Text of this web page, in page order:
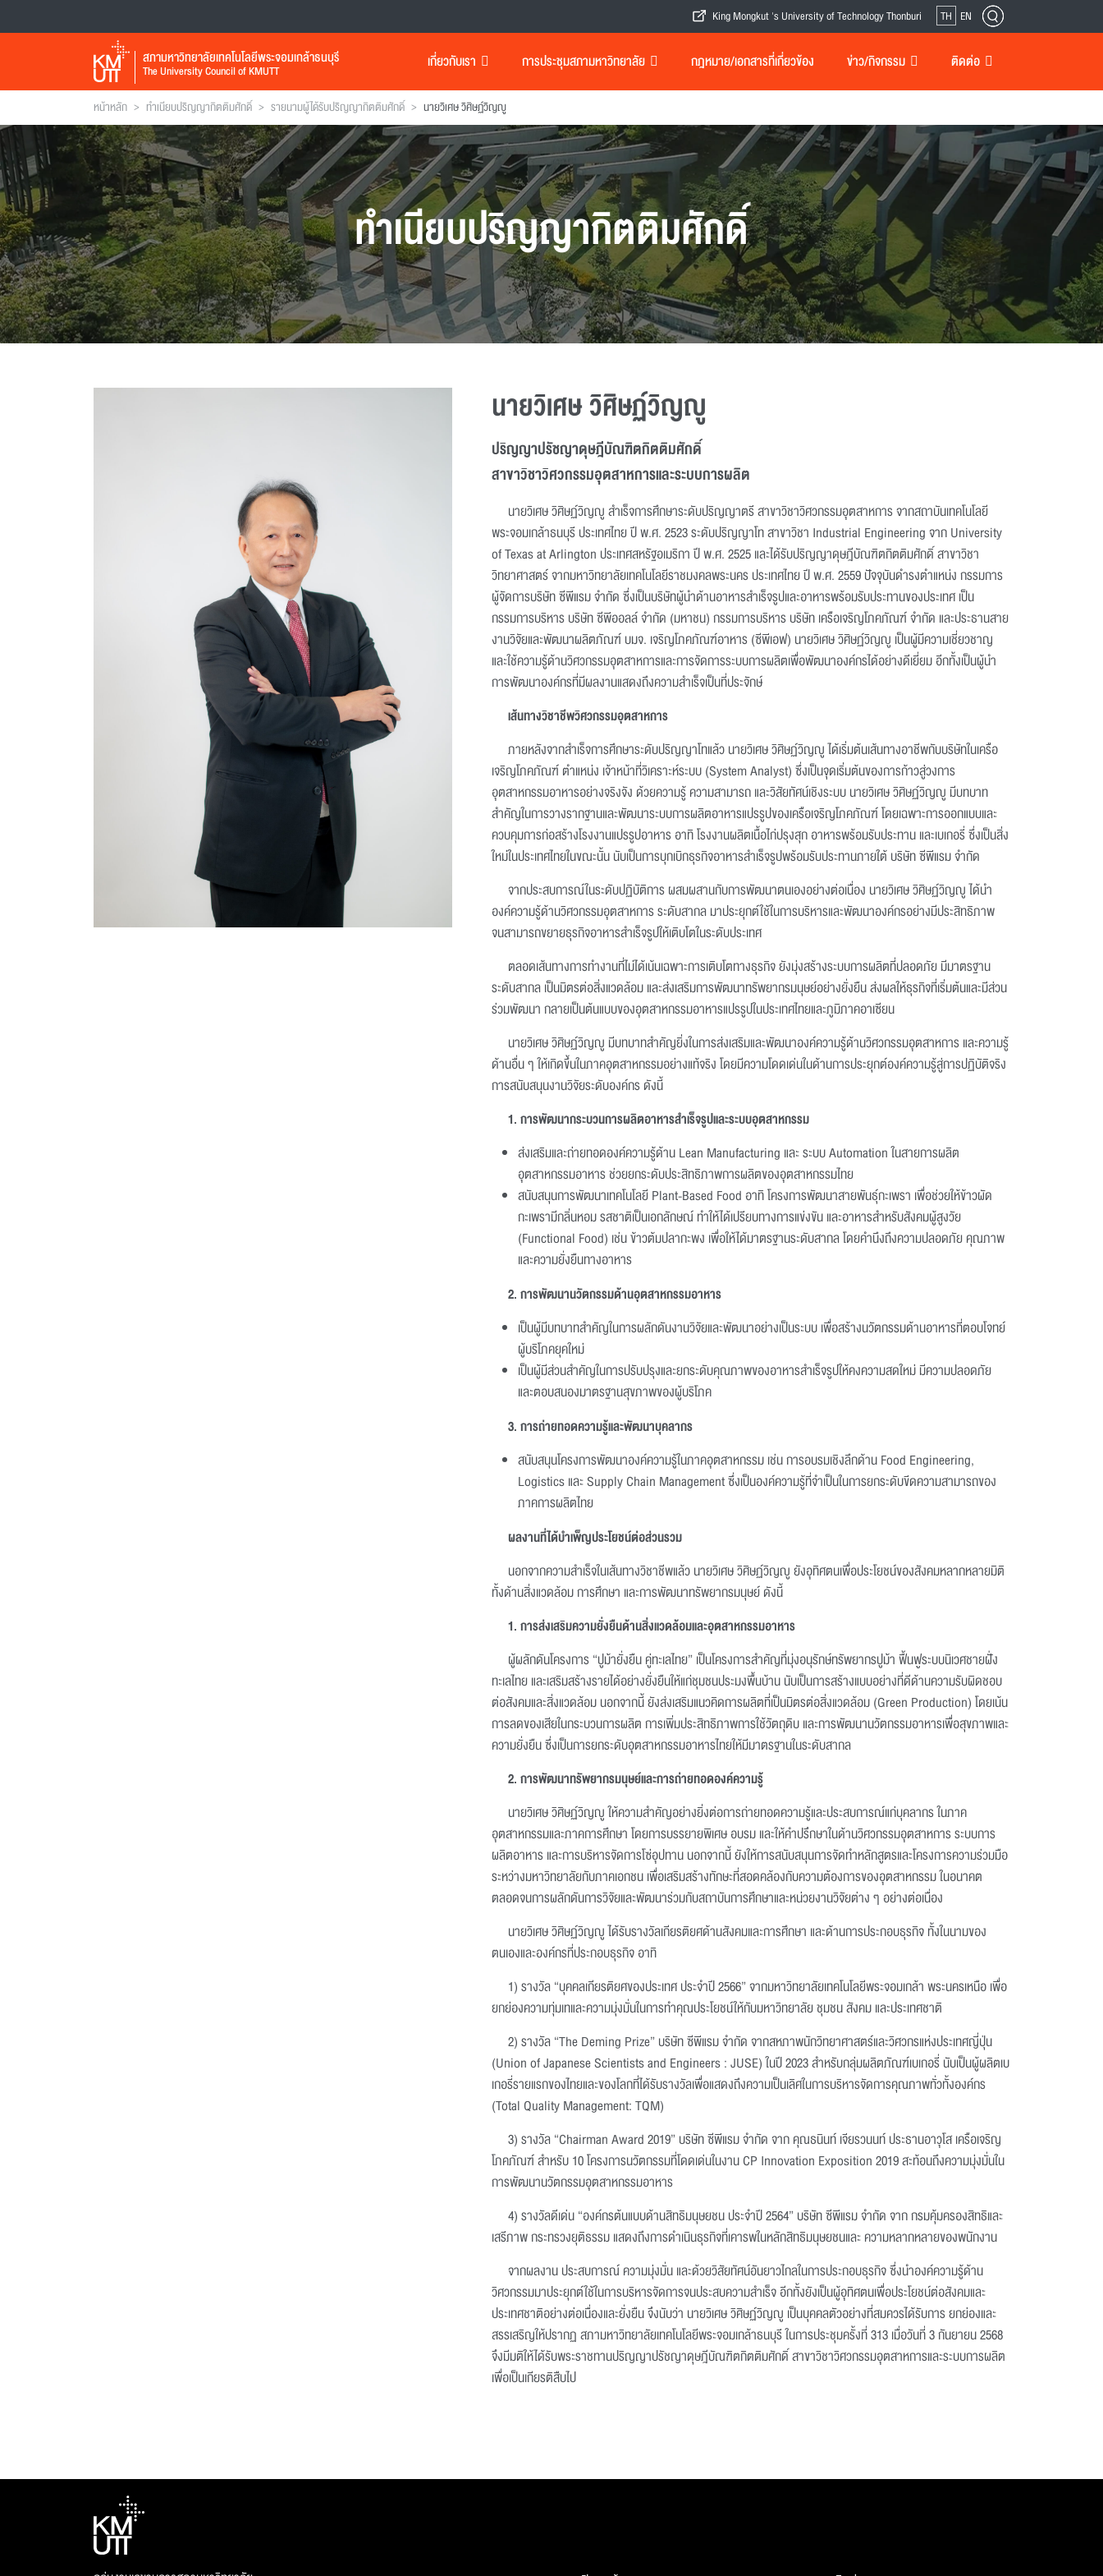
King Mongkut 's University of Technology Thonburi TH EN
สภามหาวิทยาลัยเทคโนโลยีพระจอมเกล้าธนบุรี
The University Council of KMUTT เกี่ยวกับเรา การประชุมสภามหาวิทยาลัย กฎหมาย/เอกสารที่เกี่ยวข้อง ข่าว/กิจกรรม ติดต่อ
หน้าหลัก > ทำเนียบปริญญากิตติมศักดิ์ > รายนามผู้ได้รับปริญญากิตติมศักดิ์ > นายวิเศษ วิศิษฏ์วิญญู
ทำเนียบปริญญากิตติมศักดิ์
นายวิเศษ วิศิษฏ์วิญญู
ปริญญาปรัชญาดุษฎีบัณฑิตกิตติมศักดิ์
สาขาวิชาวิศวกรรมอุตสาหการและระบบการผลิต
นายวิเศษ วิศิษฏ์วิญญู สำเร็จการศึกษาระดับปริญญาตรี สาขาวิชาวิศวกรรมอุตสาหการ จากสถาบันเทคโนโลยี
พระจอมเกล้าธนบุรี ประเทศไทย ปี พ.ศ. 2523 ระดับปริญญาโท สาขาวิชา Industrial Engineering จาก University
of Texas at Arlington ประเทศสหรัฐอเมริกา ปี พ.ศ. 2525 และได้รับปริญญาดุษฎีบัณฑิตกิตติมศักดิ์ สาขาวิชา
วิทยาศาสตร์ จากมหาวิทยาลัยเทคโนโลยีราชมงคลพระนคร ประเทศไทย ปี พ.ศ. 2559 ปัจจุบันดำรงตำแหน่ง กรรมการ
ผู้จัดการบริษัท ซีพีแรม จำกัด ซึ่งเป็นบริษัทผู้นำด้านอาหารสำเร็จรูปและอาหารพร้อมรับประทานของประเทศ เป็น
กรรมการบริหาร บริษัท ซีพีออลล์ จำกัด (มหาชน) กรรมการบริหาร บริษัท เครือเจริญโภคภัณฑ์ จำกัด และประธานสาย
งานวิจัยและพัฒนาผลิตภัณฑ์ บมจ. เจริญโภคภัณฑ์อาหาร (ซีพีเอฟ) นายวิเศษ วิศิษฏ์วิญญู เป็นผู้มีความเชี่ยวชาญ
และใช้ความรู้ด้านวิศวกรรมอุตสาหการและการจัดการระบบการผลิตเพื่อพัฒนาองค์กรได้อย่างดีเยี่ยม อีกทั้งเป็นผู้นำ
การพัฒนาองค์กรที่มีผลงานแสดงถึงความสำเร็จเป็นที่ประจักษ์
เส้นทางวิชาชีพวิศวกรรมอุตสาหการ
ภายหลังจากสำเร็จการศึกษาระดับปริญญาโทแล้ว นายวิเศษ วิศิษฏ์วิญญู ได้เริ่มต้นเส้นทางอาชีพกับบริษัทในเครือ
เจริญโภคภัณฑ์ ตำแหน่ง เจ้าหน้าที่วิเคราะห์ระบบ (System Analyst) ซึ่งเป็นจุดเริ่มต้นของการก้าวสู่วงการ
อุตสาหกรรมอาหารอย่างจริงจัง ด้วยความรู้ ความสามารถ และวิสัยทัศน์เชิงระบบ นายวิเศษ วิศิษฏ์วิญญู มีบทบาท
สำคัญในการวางรากฐานและพัฒนาระบบการผลิตอาหารแปรรูปของเครือเจริญโภคภัณฑ์ โดยเฉพาะการออกแบบและ
ควบคุมการก่อสร้างโรงงานแปรรูปอาหาร อาทิ โรงงานผลิตเนื้อไก่ปรุงสุก อาหารพร้อมรับประทาน และเบเกอรี่ ซึ่งเป็นสิ่ง
ใหม่ในประเทศไทยในขณะนั้น นับเป็นการบุกเบิกธุรกิจอาหารสำเร็จรูปพร้อมรับประทานภายใต้ บริษัท ซีพีแรม จำกัด
จากประสบการณ์ในระดับปฏิบัติการ ผสมผสานกับการพัฒนาตนเองอย่างต่อเนื่อง นายวิเศษ วิศิษฏ์วิญญู ได้นำ
องค์ความรู้ด้านวิศวกรรมอุตสาหการ ระดับสากล มาประยุกต์ใช้ในการบริหารและพัฒนาองค์กรอย่างมีประสิทธิภาพ
จนสามารถขยายธุรกิจอาหารสำเร็จรูปให้เติบโตในระดับประเทศ
ตลอดเส้นทางการทำงานที่ไม่ได้เน้นเฉพาะการเติบโตทางธุรกิจ ยังมุ่งสร้างระบบการผลิตที่ปลอดภัย มีมาตรฐาน
ระดับสากล เป็นมิตรต่อสิ่งแวดล้อม และส่งเสริมการพัฒนาทรัพยากรมนุษย์อย่างยั่งยืน ส่งผลให้ธุรกิจที่เริ่มต้นและมีส่วน
ร่วมพัฒนา กลายเป็นต้นแบบของอุตสาหกรรมอาหารแปรรูปในประเทศไทยและภูมิภาคอาเซียน
นายวิเศษ วิศิษฏ์วิญญู มีบทบาทสำคัญยิ่งในการส่งเสริมและพัฒนาองค์ความรู้ด้านวิศวกรรมอุตสาหการ และความรู้
ด้านอื่น ๆ ให้เกิดขึ้นในภาคอุตสาหกรรมอย่างแท้จริง โดยมีความโดดเด่นในด้านการประยุกต์องค์ความรู้สู่การปฏิบัติจริง
การสนับสนุนงานวิจัยระดับองค์กร ดังนี้
1.การพัฒนากระบวนการผลิตอาหารสำเร็จรูปและระบบอุตสาหกรรม
ส่งเสริมและถ่ายทอดองค์ความรู้ด้าน Lean Manufacturing และ ระบบ Automation ในสายการผลิต
อุตสาหกรรมอาหาร ช่วยยกระดับประสิทธิภาพการผลิตของอุตสาหกรรมไทย
สนับสนุนการพัฒนาเทคโนโลยี Plant-Based Food อาทิ โครงการพัฒนาสายพันธุ์กะเพรา เพื่อช่วยให้ข้าวผัด
กะเพรามีกลิ่นหอม รสชาติเป็นเอกลักษณ์ ทำให้ได้เปรียบทางการแข่งขัน และอาหารสำหรับสังคมผู้สูงวัย
(Functional Food) เช่น ข้าวต้มปลากะพง เพื่อให้ได้มาตรฐานระดับสากล โดยคำนึงถึงความปลอดภัย คุณภาพ
และความยั่งยืนทางอาหาร
2.การพัฒนานวัตกรรมด้านอุตสาหกรรมอาหาร
เป็นผู้มีบทบาทสำคัญในการผลักดันงานวิจัยและพัฒนาอย่างเป็นระบบ เพื่อสร้างนวัตกรรมด้านอาหารที่ตอบโจทย์
ผู้บริโภคยุคใหม่
เป็นผู้มีส่วนสำคัญในการปรับปรุงและยกระดับคุณภาพของอาหารสำเร็จรูปให้คงความสดใหม่ มีความปลอดภัย
และตอบสนองมาตรฐานสุขภาพของผู้บริโภค
3.การถ่ายทอดความรู้และพัฒนาบุคลากร
สนับสนุนโครงการพัฒนาองค์ความรู้ในภาคอุตสาหกรรม เช่น การอบรมเชิงลึกด้าน Food Engineering,
Logistics และ Supply Chain Management ซึ่งเป็นองค์ความรู้ที่จำเป็นในการยกระดับขีดความสามารถของ
ภาคการผลิตไทย
ผลงานที่ได้บำเพ็ญประโยชน์ต่อส่วนรวม
นอกจากความสำเร็จในเส้นทางวิชาชีพแล้ว นายวิเศษ วิศิษฏ์วิญญู ยังอุทิศตนเพื่อประโยชน์ของสังคมหลากหลายมิติ
ทั้งด้านสิ่งแวดล้อม การศึกษา และการพัฒนาทรัพยากรมนุษย์ ดังนี้
1.การส่งเสริมความยั่งยืนด้านสิ่งแวดล้อมและอุตสาหกรรมอาหาร
ผู้ผลักดันโครงการ “ปูม้ายั่งยืน คู่ทะเลไทย” เป็นโครงการสำคัญที่มุ่งอนุรักษ์ทรัพยากรปูม้า ฟื้นฟูระบบนิเวศชายฝั่ง
ทะเลไทย และเสริมสร้างรายได้อย่างยั่งยืนให้แก่ชุมชนประมงพื้นบ้าน นับเป็นการสร้างแบบอย่างที่ดีด้านความรับผิดชอบ
ต่อสังคมและสิ่งแวดล้อม นอกจากนี้ ยังส่งเสริมแนวคิดการผลิตที่เป็นมิตรต่อสิ่งแวดล้อม (Green Production) โดยเน้น
การลดของเสียในกระบวนการผลิต การเพิ่มประสิทธิภาพการใช้วัตถุดิบ และการพัฒนานวัตกรรมอาหารเพื่อสุขภาพและ
ความยั่งยืน ซึ่งเป็นการยกระดับอุตสาหกรรมอาหารไทยให้มีมาตรฐานในระดับสากล
2.การพัฒนาทรัพยากรมนุษย์และการถ่ายทอดองค์ความรู้
นายวิเศษ วิศิษฏ์วิญญู ให้ความสำคัญอย่างยิ่งต่อการถ่ายทอดความรู้และประสบการณ์แก่บุคลากร ในภาค
อุตสาหกรรมและภาคการศึกษา โดยการบรรยายพิเศษ อบรม และให้คำปรึกษาในด้านวิศวกรรมอุตสาหการ ระบบการ
ผลิตอาหาร และการบริหารจัดการโซ่อุปทาน นอกจากนี้ ยังให้การสนับสนุนการจัดทำหลักสูตรและโครงการความร่วมมือ
ระหว่างมหาวิทยาลัยกับภาคเอกชน เพื่อเสริมสร้างทักษะที่สอดคล้องกับความต้องการของอุตสาหกรรม ในอนาคต
ตลอดจนการผลักดันการวิจัยและพัฒนาร่วมกับสถาบันการศึกษาและหน่วยงานวิจัยต่าง ๆ อย่างต่อเนื่อง
นายวิเศษ วิศิษฏ์วิญญู ได้รับรางวัลเกียรติยศด้านสังคมและการศึกษา และด้านการประกอบธุรกิจ ทั้งในนามของ
ตนเองและองค์กรที่ประกอบธุรกิจ อาทิ
1) รางวัล “บุคคลเกียรติยศของประเทศ ประจำปี 2566” จากมหาวิทยาลัยเทคโนโลยีพระจอมเกล้า พระนครเหนือ เพื่อ
ยกย่องความทุ่มเทและความมุ่งมั่นในการทำคุณประโยชน์ให้กับมหาวิทยาลัย ชุมชน สังคม และประเทศชาติ
2) รางวัล “The Deming Prize” บริษัท ซีพีแรม จำกัด จากสหภาพนักวิทยาศาสตร์และวิศวกรแห่งประเทศญี่ปุ่น
(Union of Japanese Scientists and Engineers : JUSE) ในปี 2023 สำหรับกลุ่มผลิตภัณฑ์เบเกอรี่ นับเป็นผู้ผลิตเบ
เกอรี่รายแรกของไทยและของโลกที่ได้รับรางวัลเพื่อแสดงถึงความเป็นเลิศในการบริหารจัดการคุณภาพทั่วทั้งองค์กร
(Total Quality Management: TQM)
3) รางวัล “Chairman Award 2019” บริษัท ซีพีแรม จำกัด จาก คุณธนินท์ เจียรวนนท์ ประธานอาวุโส เครือเจริญ
โภคภัณฑ์ สำหรับ 10 โครงการนวัตกรรมที่โดดเด่นในงาน CP Innovation Exposition 2019 สะท้อนถึงความมุ่งมั่นใน
การพัฒนานวัตกรรมอุตสาหกรรมอาหาร
4) รางวัลดีเด่น “องค์กรต้นแบบด้านสิทธิมนุษยชน ประจำปี 2564” บริษัท ซีพีแรม จำกัด จาก กรมคุ้มครองสิทธิและ
เสรีภาพ กระทรวงยุติธรรม แสดงถึงการดำเนินธุรกิจที่เคารพในหลักสิทธิมนุษยชนและ ความหลากหลายของพนักงาน
จากผลงาน ประสบการณ์ ความมุ่งมั่น และด้วยวิสัยทัศน์อันยาวไกลในการประกอบธุรกิจ ซึ่งนำองค์ความรู้ด้าน
วิศวกรรมมาประยุกต์ใช้ในการบริหารจัดการจนประสบความสำเร็จ อีกทั้งยังเป็นผู้อุทิศตนเพื่อประโยชน์ต่อสังคมและ
ประเทศชาติอย่างต่อเนื่องและยั่งยืน จึงนับว่า นายวิเศษ วิศิษฏ์วิญญู เป็นบุคคลตัวอย่างที่สมควรได้รับการ ยกย่องและ
สรรเสริญให้ปรากฏ สภามหาวิทยาลัยเทคโนโลยีพระจอมเกล้าธนบุรี ในการประชุมครั้งที่ 313 เมื่อวันที่ 3 กันยายน 2568
จึงมีมติให้ได้รับพระราชทานปริญญาปรัชญาดุษฎีบัณฑิตกิตติมศักดิ์ สาขาวิชาวิศวกรรมอุตสาหการและระบบการผลิต
เพื่อเป็นเกียรติสืบไป